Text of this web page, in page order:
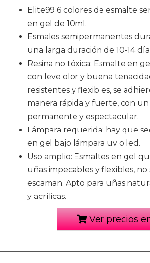
Elite99 6 colores de esmalte
en gel de 10ml.
Esmales semipermanentes
una larga duración de 10-14
Resina no tóxica: Esmalte en
con leve olor y buena
resistentes y flexibles, se
manera rápida y fuerte, con
permanente y espectacular.
Lámpara requerida: hay que
en gel bajo lámpara uv o led.
Uso amplio: Esmaltes en gel
uñas impecables y flexibles, no
escaman. Apto para uñas
y acrílicas.
Ver precios